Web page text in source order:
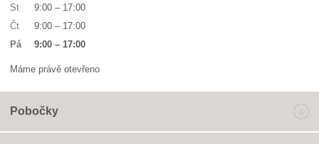
St
9:00 – 17:00
Čt
9:00 – 17:00
Pá
9:00 – 17:00
Máme právě otevřeno
Pobočky